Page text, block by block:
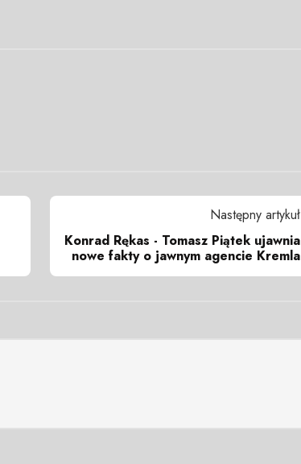
Następny artykuł
Konrad Rękas - Tomasz Piątek ujawnia
nowe fakty o jawnym agencie Kremla